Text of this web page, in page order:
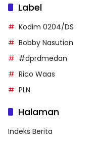
Label
Kodim 0204/DS
Bobby Nasution
#dprdmedan
Rico Waas
PLN
Halaman
Indeks Berita